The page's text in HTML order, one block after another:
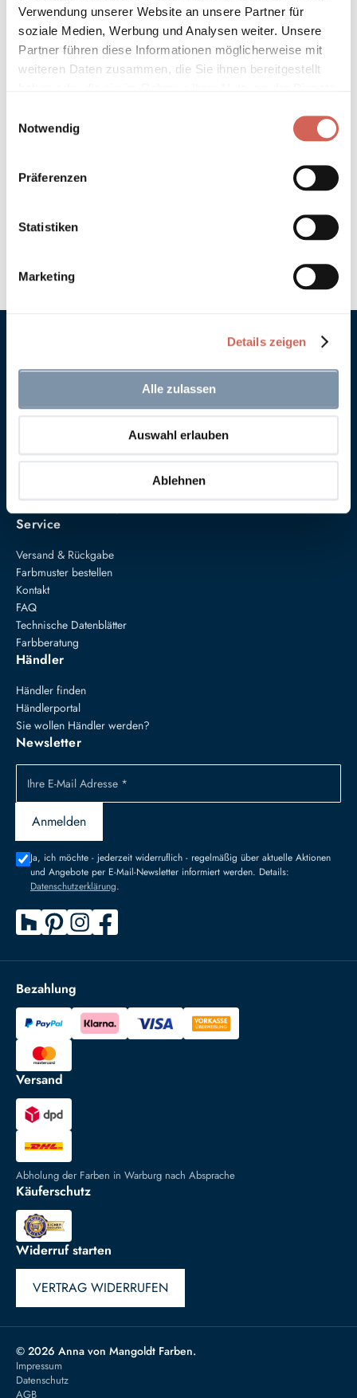
Verwendung unserer Website an unsere Partner für
soziale Medien, Werbung und Analysen weiter. Unsere
Partner führen diese Informationen möglicherweise mit
weiteren Daten zusammen, die Sie ihnen bereitgestellt
Notwendig
Präferenzen
Statistiken
Marketing
Details zeigen
Alle zulassen
Auswahl erlauben
Ablehnen
Technische Details und Hinweise
Hinweis zur Grundierung
Hinweis zur Farbtongenauigkeit
Anna von Mangoldt GmbH & Co. KG
Speckgraben 19
Service
Versand & Rückgabe
Farbmuster bestellen
Kontakt
FAQ
Technische Datenblätter
Farbberatung
Händler
Händler finden
Händlerportal
Sie wollen Händler werden?
Newsletter
Ihre E-Mail Adresse *
Anmelden
Ja, ich möchte - jederzeit widerruflich - regelmäßig über aktuelle Aktionen
und Angebote per E-Mail-Newsletter informiert werden. Details:
Datenschutzerklärung.
Bezahlung
Versand
Abholung der Farben in Warburg nach Absprache
Käuferschutz
Widerruf starten
VERTRAG WIDERRUFEN
© 2026 Anna von Mangoldt Farben.
Impressum
Datenschutz
AGB